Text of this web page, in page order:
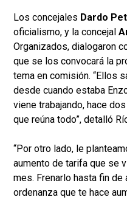
Los concejales Dardo
oficialismo, y la concejal
Organizados, dialogaron
que se los convocará la
tema en comisión. “Ellos
desde cuando estaba
viene trabajando, hace
que reúna todo”, detalló
“Por otro lado, le
aumento de tarifa que se
mes. Frenarlo hasta fin de
ordenanza que te hace